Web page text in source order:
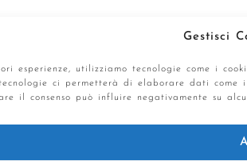
Gestisci
esperienze, utilizziamo tecnologie come i
tecnologie ci permetterà di elaborare dati
il consenso può influire negativamente su